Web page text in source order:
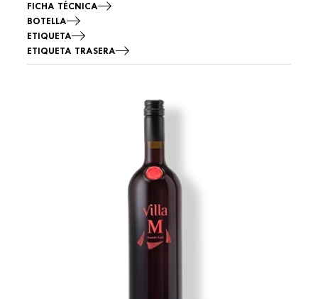
FICHA TÉCNICA
BOTELLA
ETIQUETA
ETIQUETA TRASERA